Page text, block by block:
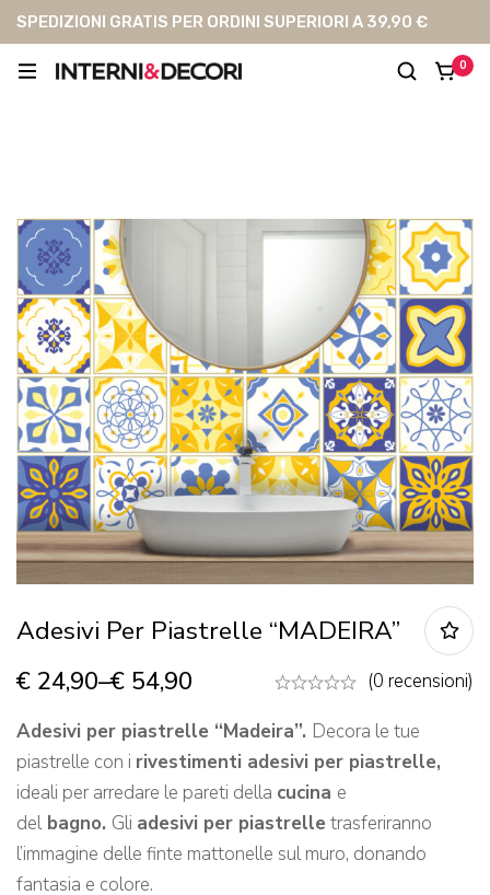
SPEDIZIONI GRATIS PER ORDINI SUPERIORI A 39,90 €
0
Adesivi Per Piastrelle “MADEIRA”
€ 24,90–€ 54,90
(0 recensioni)
Adesivi per piastrelle “Madeira”. Decora le tue
piastrelle con i rivestimenti adesivi per piastrelle,
ideali per arredare le pareti della cucina e
delbagno. Gli adesivi per piastrelle trasferiranno
l’immagine delle finte mattonelle sul muro, donando
fantasia e colore.